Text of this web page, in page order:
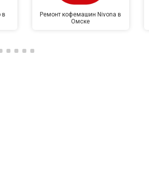
в
Ремонт кофемашин Nivona в
Омске